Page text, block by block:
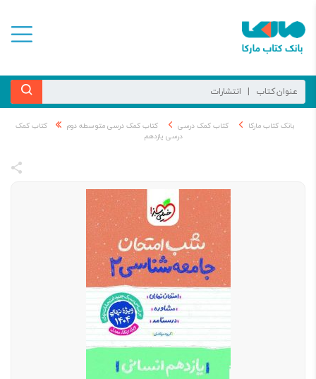
بانک کتاب مارکا کتاب کمک درسی کتاب کمک درسی متوسطه دوم
کتاب کمک
درسی یازدهم